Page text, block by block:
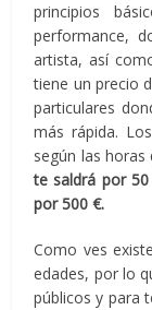
principios
performance,
artista, así
tiene un precio
particulares
más rápida.
según las
te saldrá por
por 500 €.
Como ves
edades, por lo
públicos y para